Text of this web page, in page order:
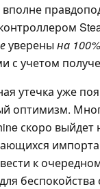
вполне
уверены на
с учетом
утечка уже
оптимизм.
скоро
к